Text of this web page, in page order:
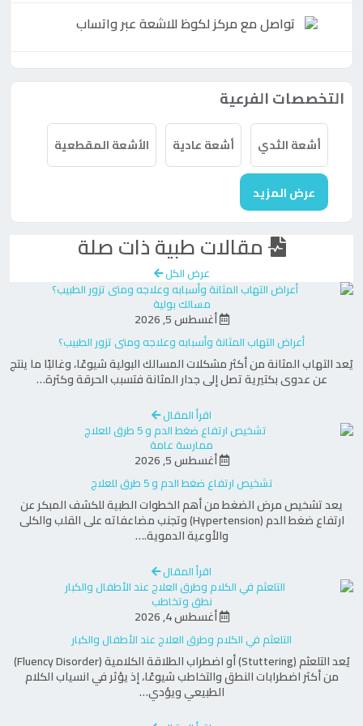
الأمراض مثل:
مشاكل العمود الفقري
إصابات المفاصل
الأورام والأمراض السرطانية
الأمراض الدماغية مثل السكتات الدماغية
2. الأشعة المقطعية (CT Scan)
تستخدمالأشعة المقطعيةلخلق صور مقطعية
للأعضاء الداخلية في الجسم باستخدام الأشعة
السينية. تُستخدم لتشخيص:
الإصابات الداخلية
مشاكل الأوعية الدموية
تُستخدمأشعة إكسلتصوير العظام والأعضاء
الأخرى مثل الصدر والأسنان. تعتبر مثالية لتشخيص:
الكسور والإصابات العظمية
التهابات الرئة مثل الالتهاب الرئوي
فحص الأسنان وعلاج التسوس
تواصل معمركزلكوظ للاشعة عبر واتساب
التخصصات الفرعية
أشعة الثدي أشعة عادية الأشعة المقطعية
عرض المزيد
مقالات طبية ذات صلة
عرض الكل
مسالك بولية
أغسطس 5, 2026
أعراض التهاب المثانة وأسبابه وعلاجه ومتى تزور الطبيب؟
يُعد التهاب المثانة من أكثر مشكلات المسالك البولية شيوعًا، وغالبًا ما ينتج
عن عدوى بكتيرية تصل إلى جدار المثانة فتسبب الحرقة وكثرة…
اقرأ المقال
ممارسة عامة
أغسطس 5, 2026
تشخيص ارتفاع ضغط الدم و 5 طرق للعلاج
يعد تشخيص مرض الضغط من أهم الخطوات الطبية للكشف المبكر عن
ارتفاع ضغط الدم (Hypertension) وتجنب مضاعفاته على القلب والكلى
والأوعية الدموية.…
اقرأ المقال
نطق وتخاطب
أغسطس 4, 2026
التلعثم في الكلام وطرق العلاج عند الأطفال والكبار
يُعد التلعثم (Stuttering) أو اضطراب الطلاقة الكلامية (Fluency Disorder)
من أكثر اضطرابات النطق والتخاطب شيوعًا، إذ يؤثر في انسياب الكلام
الطبيعي ويؤدي…